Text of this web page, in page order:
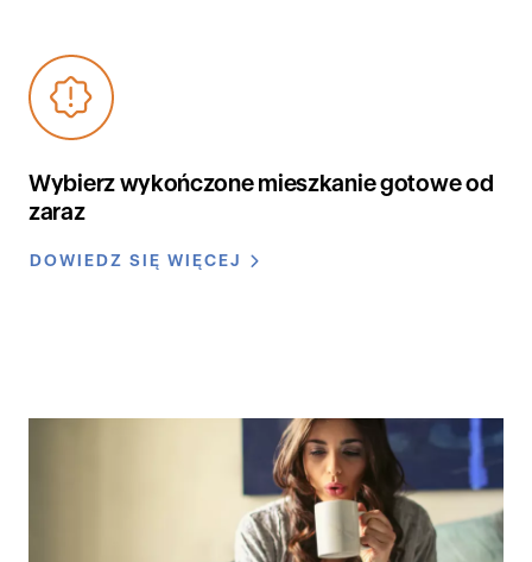
Wybierz wykończone mieszkanie gotowe od
zaraz
DOWIEDZ SIĘ WIĘCEJ